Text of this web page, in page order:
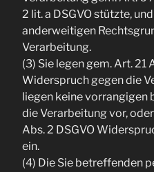
2 lit. a DSGVO stützte,
anderweitigen
Verarbeitung.
(3) Sie legen gem. Art. 21
Widerspruch gegen die
liegen keine vorrangigen
die Verarbeitung vor,
Abs. 2 DSGVO
ein.
(4) Die Sie betreffenden